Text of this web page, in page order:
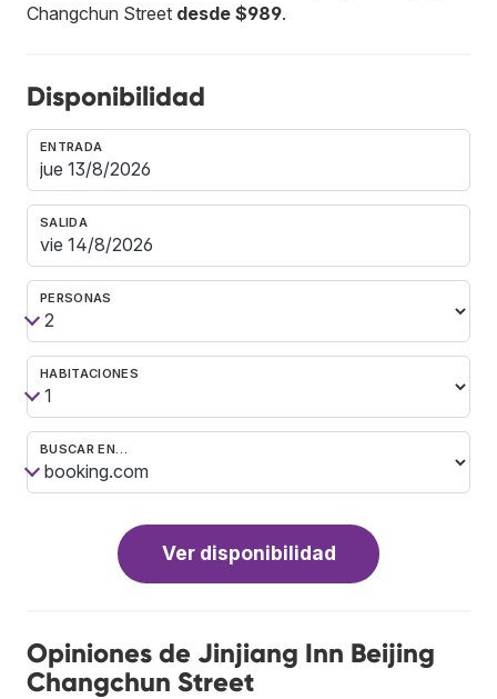
Changchun Street desde $989.
Disponibilidad
ENTRADA
SALIDA
PERSONAS
HABITACIONES
BUSCAR EN…
Ver disponibilidad
Opiniones de Jinjiang Inn Beijing
Changchun Street